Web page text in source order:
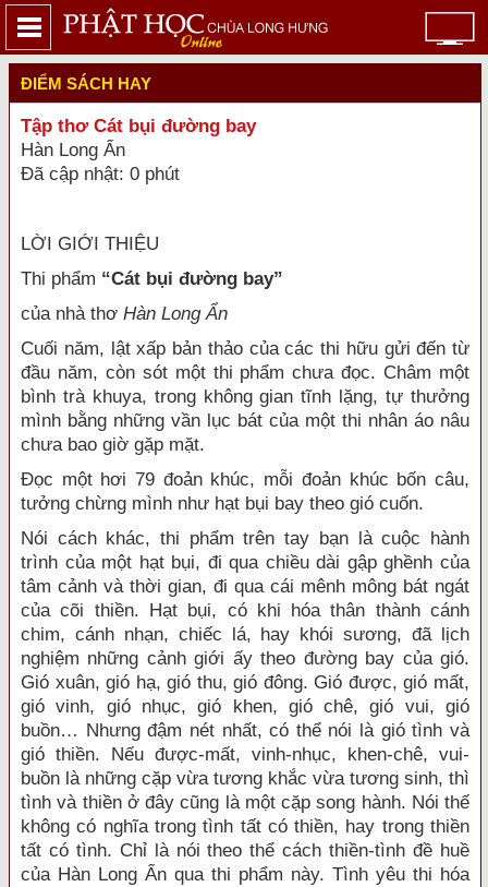
ĐIỂM SÁCH HAY
Tập thơ Cát bụi đường bay
Hàn Long Ẩn
Đã cập nhật: 0 phút
LỜI GIỚI THIỆU
Thi phẩm “Cát bụi đường bay”
của nhà thơ Hàn Long Ẩn
Cuối năm, lật xấp bản thảo của các thi hữu gửi đến từ
đầu năm, còn sót một thi phẩm chưa đọc. Châm một
bình trà khuya, trong không gian tĩnh lặng, tự thưởng
mình bằng những vần lục bát của một thi nhân áo nâu
chưa bao giờ gặp mặt.
Đọc một hơi 79 đoản khúc, mỗi đoản khúc bốn câu,
tưởng chừng mình như hạt bụi bay theo gió cuốn.
Nói cách khác, thi phẩm trên tay bạn là cuộc hành
trình của một hạt bụi, đi qua chiều dài gập ghềnh của
tâm cảnh và thời gian, đi qua cái mênh mông bát ngát
của cõi thiền. Hạt bụi, có khi hóa thân thành cánh
chim, cánh nhạn, chiếc lá, hay khói sương, đã lịch
nghiệm những cảnh giới ấy theo đường bay của gió.
Gió xuân, gió hạ, gió thu, gió đông. Gió được, gió mất,
gió vinh, gió nhục, gió khen, gió chê, gió vui, gió
buồn… Nhưng đậm nét nhất, có thể nói là gió tình và
gió thiền. Nếu được-mất, vinh-nhục, khen-chê, vui-
buồn là những cặp vừa tương khắc vừa tương sinh, thì
tình và thiền ở đây cũng là một cặp song hành. Nói thế
không có nghĩa trong tình tất có thiền, hay trong thiền
tất có tình. Chỉ là nói theo thể cách thiền-tình đề huề
của Hàn Long Ẩn qua thi phẩm này. Tình yêu thi hóa